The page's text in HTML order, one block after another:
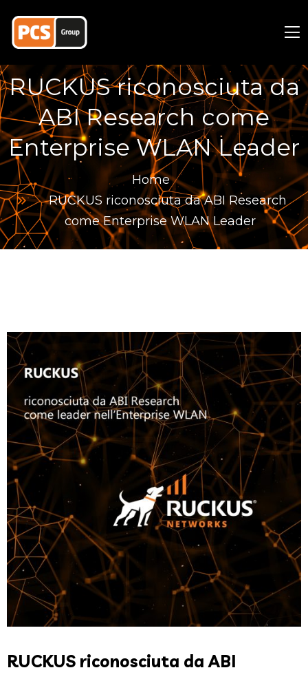
RUCKUS riconosciuta da
ABI Research come
Enterprise WLAN Leader
Home
RUCKUS riconosciuta da ABI Research
come Enterprise WLAN Leader
RUCKUS riconosciuta da ABI